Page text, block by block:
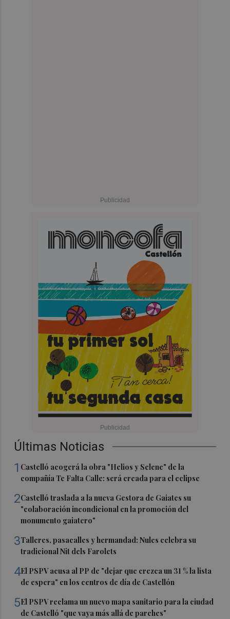
Últimas Noticias
1 Castelló acogerá la obra "Helios y Selene" de la
compañía Te Falta Calle: será creada para el eclipse
2Castelló traslada a la nueva Gestora de Gaiates su
"colaboración incondicional en la promoción del
monumento gaiatero"
3Talleres, pasacalles y hermandad: Nules celebra su
tradicional Nit dels Farolets
4El PSPV acusa al PP de "dejar que crezca un 31 % la lista
de espera" en los centros de día de Castellón
5El PSPV reclama un nuevo mapa sanitario para la ciudad
de Castelló "que vaya más allá de parches"